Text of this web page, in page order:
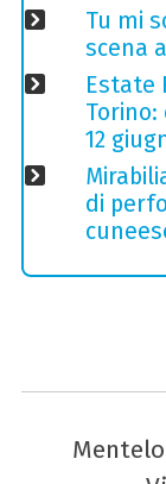
Tu mi
scena
Estate
12
di